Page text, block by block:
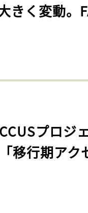
きく変動。
プロジ
移行期アク